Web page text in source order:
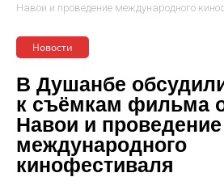
Навои и проведение международного
Новости
В Душанбе
к съёмкам фильма
Навои и проведение
международного
кинофестиваля